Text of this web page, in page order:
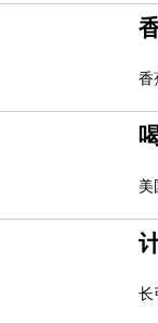
家
款
的
香
与
美
尿
近
长